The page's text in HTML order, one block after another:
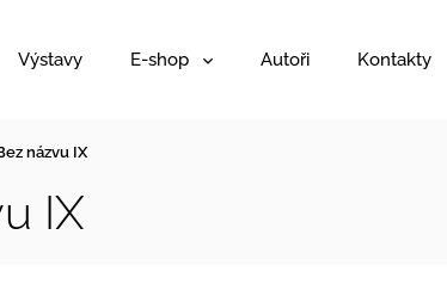
Výstavy E-shop Autoři Kontakty
názvu IX
IX